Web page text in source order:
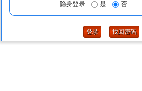
隐身登录 是 否